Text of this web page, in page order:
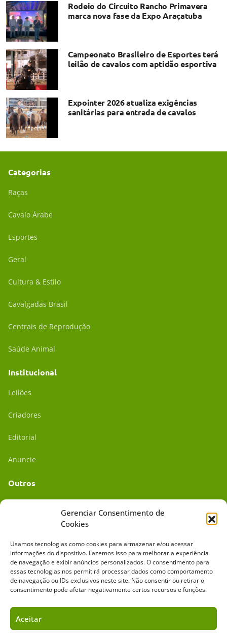
Gerenciar Consentimento de
Cookies
Usamos tecnologias como cookies para armazenar e/ou acessar
informações do dispositivo. Fazemos isso para melhorar a experiência
de navegação e exibir anúncios personalizados. O consentimento para
essas tecnologias nos permitirá processar dados como comportamento
de navegação ou IDs exclusivos neste site. Não consentir ou retirar o
consentimento pode afetar negativamente certos recursos e funções.
Aceitar
Rodeio do Circuito Rancho Primavera
marca nova fase da Expo Araçatuba
Campeonato Brasileiro de Esportes terá
leilão de cavalos com aptidão esportiva
Expointer 2026 atualiza exigências
sanitárias para entrada de cavalos
Categorias
Raças
Cavalo Árabe
Esportes
Geral
Cultura & Estilo
Cavalgadas Brasil
Centrais de Reprodução
Saúde Animal
Institucional
Leilões
Criadores
Editorial
Anuncie
Outros
Mídia Kit